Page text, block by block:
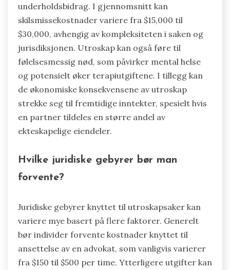
underholdsbidrag. I gjennomsnitt kan
skilsmissekostnader variere fra $15,000 til
$30,000, avhengig av kompleksiteten i saken og
jurisdiksjonen. Utroskap kan også føre til
følelsesmessig nød, som påvirker mental helse
og potensielt øker terapiutgiftene. I tillegg kan
de økonomiske konsekvensene av utroskap
strekke seg til fremtidige inntekter, spesielt hvis
en partner tildeles en større andel av
ekteskapelige eiendeler.
Hvilke juridiske gebyrer bør man
forvente?
Juridiske gebyrer knyttet til utroskapsaker kan
variere mye basert på flere faktorer. Generelt
bør individer forvente kostnader knyttet til
ansettelse av en advokat, som vanligvis varierer
fra $150 til $500 per time. Ytterligere utgifter kan